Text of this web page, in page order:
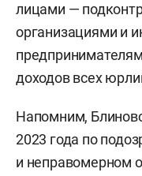
лицами —
организациями и
доходов всех
Напомним,
2023 года по
и неправомерном